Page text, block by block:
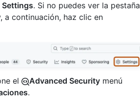
Settings. Si no puedes ver la pestaña
a continuación, haz clic en
el Advanced Security menú
.